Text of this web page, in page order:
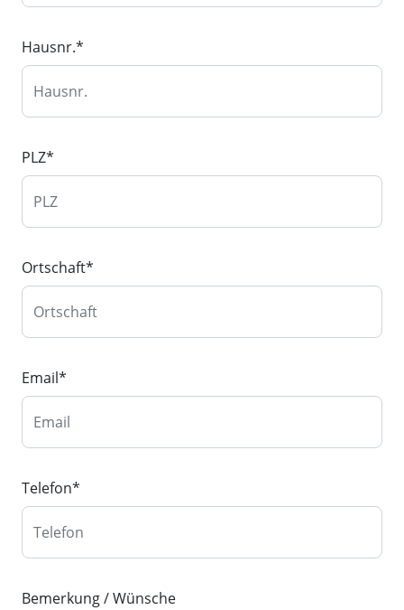
Hausnr.*
PLZ*
Ortschaft*
Email*
Telefon*
Bemerkung / Wünsche